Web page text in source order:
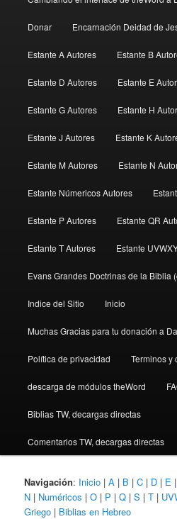
Donar Encarnación Deidad de
Estante A Autores Estante B
Estante D Autores Estante E
Estante G Autores Estante H
Estante J Autores Estante K
Estante M Autores Estante N
Estante Númericos Autores
Estante P Autores Estante QR
Estante T Autores Estante
Evans Grandes Doctrinas de la Biblia
Indice del Sitio Inicio
Muchas Gracias para tu donación a
Política de privacidad Terminos y
descarga de módulos theWord
Biblias TW, decargas directas
Comentarios TW, decargas directas
Navigación: Inicio |A | B |C | D | E |
N | Numéricos |O | P |Q |S |T |
Griego | Biblias en Hebreo